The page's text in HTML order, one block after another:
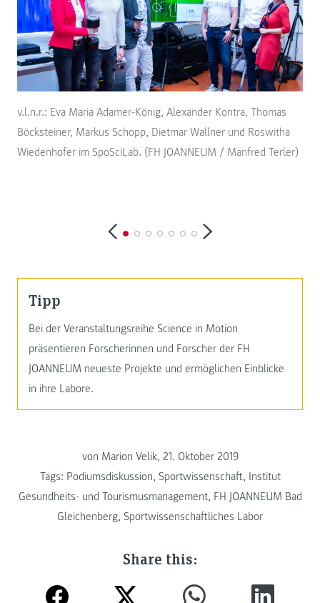
v.l.n.r.: Eva Maria Adamer-König, Alexander Kontra, Thomas
Böcksteiner, Markus Schopp, Dietmar Wallner und Roswitha
Wiedenhofer im SpoSciLab. (FH JOANNEUM / Manfred Terler)
Tipp
Bei der Veranstaltungsreihe Science in Motion
präsentieren Forscherinnen und Forscher der FH
JOANNEUM neueste Projekte und ermöglichen Einblicke
in ihre Labore.
von Marion Velik, 21. Oktober 2019
Tags: Podiumsdiskussion, Sportwissenschaft, Institut
Gesundheits- und Tourismusmanagement, FH JOANNEUM Bad
Gleichenberg, Sportwissenschaftliches Labor
Share this: